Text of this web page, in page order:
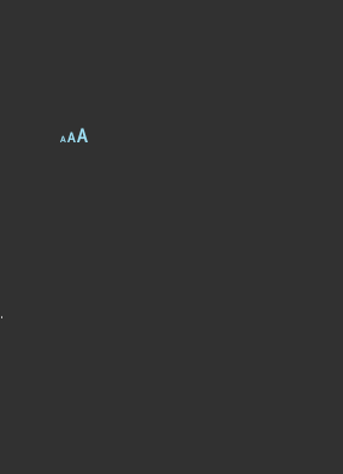
ADecrease font size.
AReset font size.
AIncrease font size.